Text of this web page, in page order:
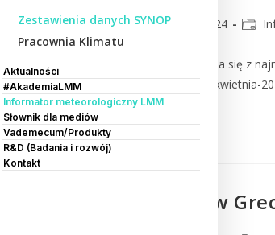
Zestawienia danych SYNOP
Pracownia Klimatu
Aktualności
#AkademiaLMM
Informator meteorologiczny LMM
Słownik dla mediów
Vademecum/Produkty
R&D (Badania i rozwój)
Kontakt
CMM 5 lipca 2024
Zapraszamy do zapoznania się z
xo_event=halny-w-dniu-1-kwietnia-
Czytaj Dalej
Pożary lasów w